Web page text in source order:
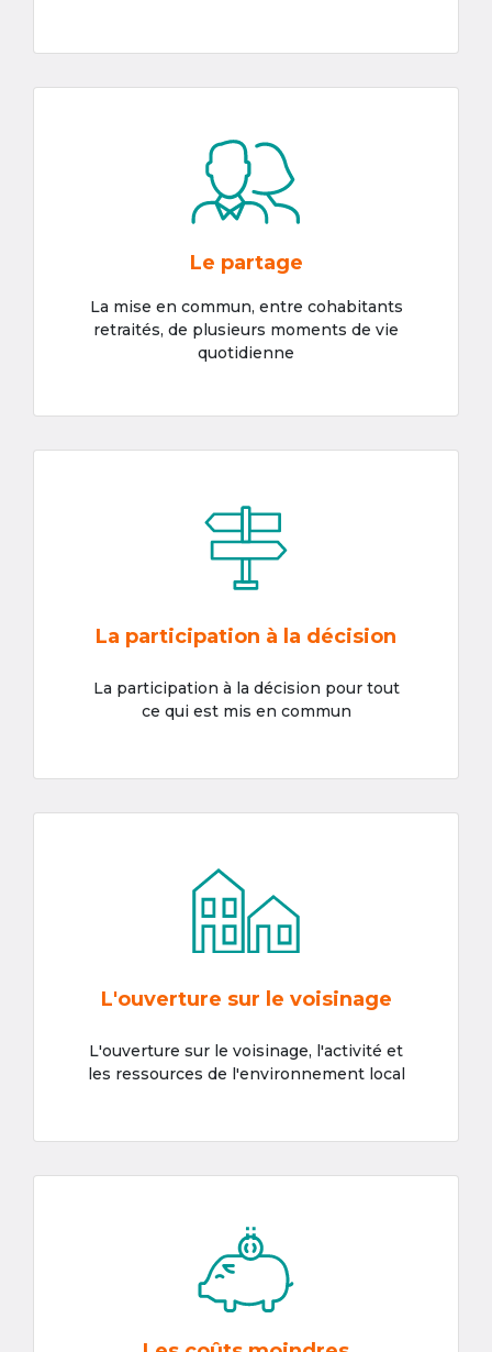
Le partage
La mise en commun, entre cohabitants
retraités, de plusieurs moments de vie
quotidienne
La participation à la décision
La participation à la décision pour tout
ce qui est mis en commun
L'ouverture sur le voisinage
L'ouverture sur le voisinage, l'activité et
les ressources de l'environnement local